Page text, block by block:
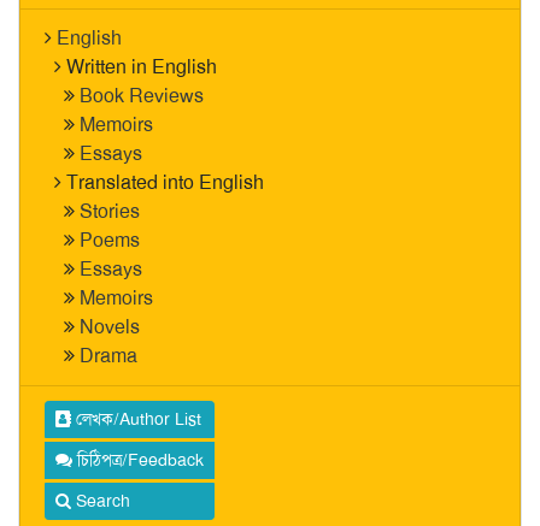
English
Written in English
Book Reviews
Memoirs
Essays
Translated into English
Stories
Poems
Essays
Memoirs
Novels
Drama
লেখক/Author List
চিঠিপত্র/Feedback
Search